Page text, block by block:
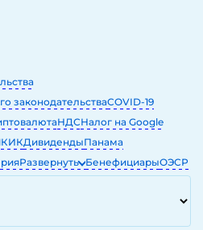
законодательстваCOVID-19
НДСНалог на Google
КИКДивидендыПанама
Развернуть БенефициарыОЭСР